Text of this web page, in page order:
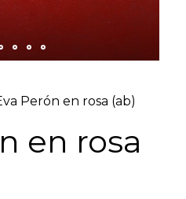
Perón en rosa (ab)
en rosa